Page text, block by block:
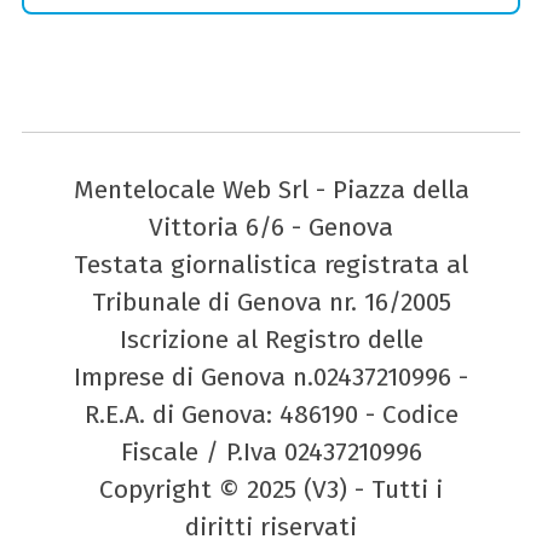
Mentelocale Web Srl - Piazza della
Vittoria 6/6 - Genova
Testata giornalistica registrata al
Tribunale di Genova nr. 16/2005
Iscrizione al Registro delle
Imprese di Genova n.02437210996 -
R.E.A. di Genova: 486190 - Codice
Fiscale / P.Iva 02437210996
Copyright © 2025 (V3) - Tutti i
diritti riservati